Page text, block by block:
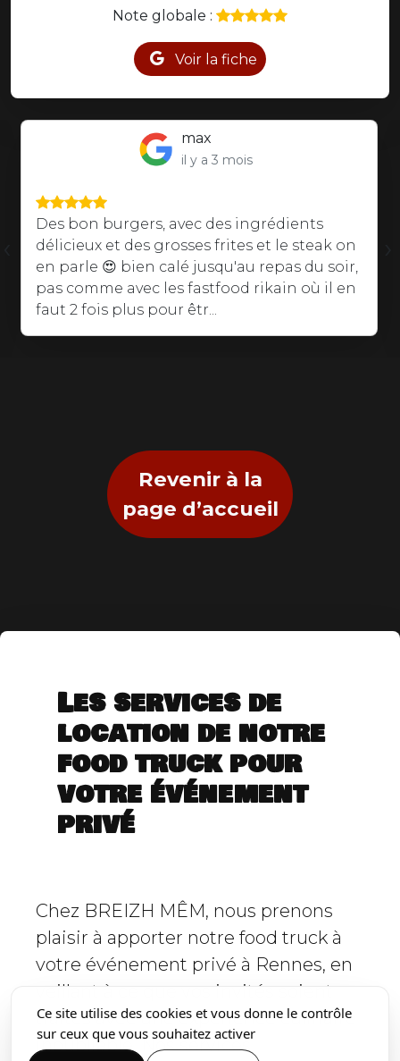
Note globale :
Voir la fiche
Надежда Христова
il y a 8 mois
Burgers au top! Un vrai délice 👌 On a fait
appel à eux pour l'anniversaire de mon
chéri et tout le monde se régalés.
Excellentes Burgers et leur frites 🍟 maison
une tuerie. Je recommande sans aucune...
Revenir à la
page d’accueil
Les services de
location de notre
food truck pour
votre événement
privé
Chez BREIZH MÊM, nous prenons
plaisir à apporter notre food truck à
votre événement privé à Rennes, en
veillant à ce que vos invités soient
traités avec une expérience culinaire
inoubliable. Nos services
Ce site utilise des cookies et vous donne le contrôle
sur ceux que vous souhaitez activer